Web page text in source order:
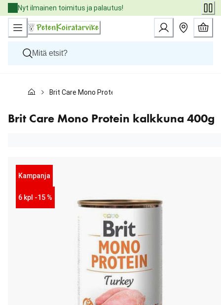
Skip
to
Content
Nyt ilmainen toimitus ja palautus!
Kissat
Eläinlääkäriruoat
Tuotemerkit
Brit Care Mono Protein kalkkuna 400g
Brit Care Mono Protein kalkkuna 400g
Kampanja
6 kpl -15 %